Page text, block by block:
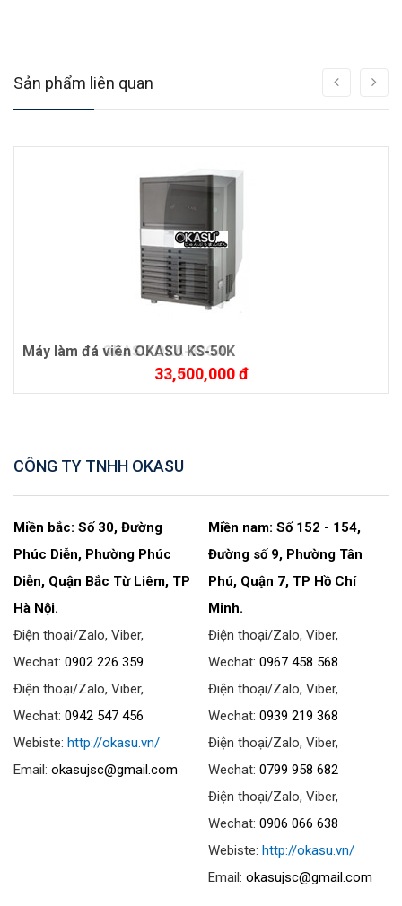
Sản phẩm liên quan
Máy làm đá OKASU OKA-30CA
32,900,000 đ
Máy làm đá viên OKASU KS-50K
33,500,000 đ
CÔNG TY TNHH OKASU
Miền bắc: Số 30, Đường
Phúc Diễn, Phường Phúc
Diễn, Quận Bắc Từ Liêm, TP
Hà Nội.
Điện thoại/Zalo, Viber,
Wechat: 0902 226 359
Điện thoại/Zalo, Viber,
Wechat: 0942 547 456
Webiste: http://okasu.vn/
Email: okasujsc@gmail.com
Miền nam: Số 152 - 154,
Đường số 9, Phường Tân
Phú, Quận 7, TP Hồ Chí
Minh.
Điện thoại/Zalo, Viber,
Wechat:0967 458 568
Điện thoại/Zalo, Viber,
Wechat:0939 219 368
Điện thoại/Zalo, Viber,
Wechat:0799 958 682
Điện thoại/Zalo, Viber,
Wechat:0906 066 638
Webiste:http://okasu.vn/
Email:okasujsc@gmail.com